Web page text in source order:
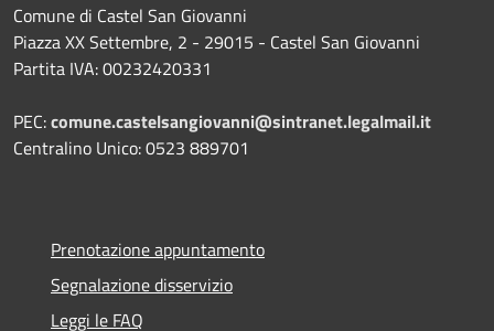
Comune di Castel San Giovanni
Piazza XX Settembre, 2 - 29015 - Castel San Giovanni
Partita IVA: 00232420331
PEC:comune.castelsangiovanni@sintranet.legalmail.it
Centralino Unico: 0523 889701
Prenotazione appuntamento
Segnalazione disservizio
Leggi le FAQ